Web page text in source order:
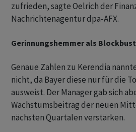
zufrieden, sagte Oelrich der
Nachrichtenagentur dpa-AFX.
Gerinnungshemmer als
Genaue Zahlen zu Kerendia
nicht, da Bayer diese nur für die
ausweist. Der Manager gab sich
Wachstumsbeitrag der neuen
nächsten Quartalen verstärken.